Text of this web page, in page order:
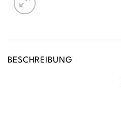
BESCHREIBUNG